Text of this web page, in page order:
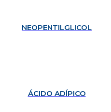
NEOPENTILGLICOL
ÁCIDO ADÍPICO